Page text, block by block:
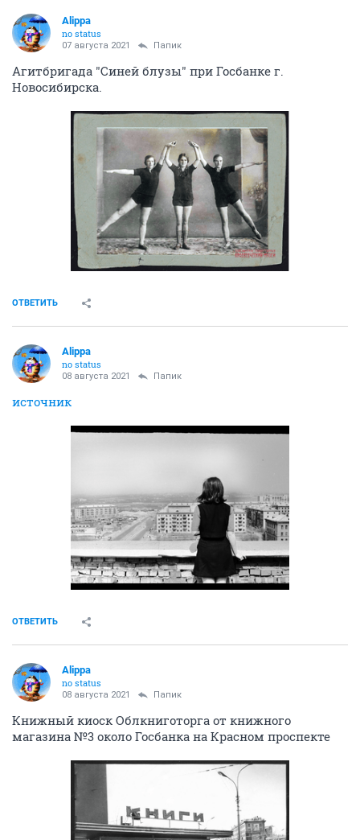
Alippa
no status
07 августа 2021 Папик
Агитбригада "Синей блузы" при Госбанке г.
Новосибирска.
ОТВЕТИТЬ
Alippa
no status
08 августа 2021 Папик
источник
ОТВЕТИТЬ
Alippa
no status
08 августа 2021 Папик
Книжный киоск Облкниготорга от книжного
магазина №3 около Госбанка на Красном проспекте